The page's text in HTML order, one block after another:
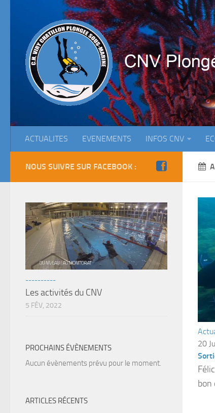
ACTUALITES EVENEMENTS INFOS CNV
20
bon
NOUS SUIVRE SUR FACEBOOK :
----------
Les activités du CNV
5 FÉV, 2022
PROCHAINS ÉVÈNEMENTS
Aucun évènements prévu pour le moment.
ARTICLES RÉCENTS